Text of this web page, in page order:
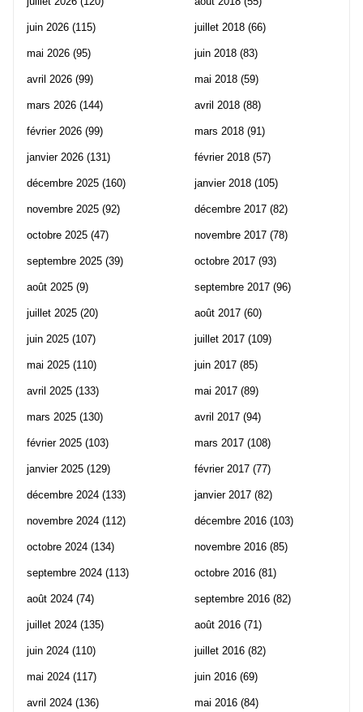
juin 2026 (115)
mai 2026 (95)
avril 2026 (99)
mars 2026 (144)
février 2026 (99)
janvier 2026 (131)
décembre 2025 (160)
novembre 2025 (92)
octobre 2025 (47)
septembre 2025 (39)
août 2025 (9)
juillet 2025 (20)
juin 2025 (107)
mai 2025 (110)
avril 2025 (133)
mars 2025 (130)
février 2025 (103)
janvier 2025 (129)
décembre 2024 (133)
novembre 2024 (112)
octobre 2024 (134)
septembre 2024 (113)
août 2024 (74)
juillet 2024 (135)
juin 2024 (110)
mai 2024 (117)
avril 2024 (136)
juillet 2018 (66)
juin 2018 (83)
mai 2018 (59)
avril 2018 (88)
mars 2018 (91)
février 2018 (57)
janvier 2018 (105)
décembre 2017 (82)
novembre 2017 (78)
octobre 2017 (93)
septembre 2017 (96)
août 2017 (60)
juillet 2017 (109)
juin 2017 (85)
mai 2017 (89)
avril 2017 (94)
mars 2017 (108)
février 2017 (77)
janvier 2017 (82)
décembre 2016 (103)
novembre 2016 (85)
octobre 2016 (81)
septembre 2016 (82)
août 2016 (71)
juillet 2016 (82)
juin 2016 (69)
mai 2016 (84)